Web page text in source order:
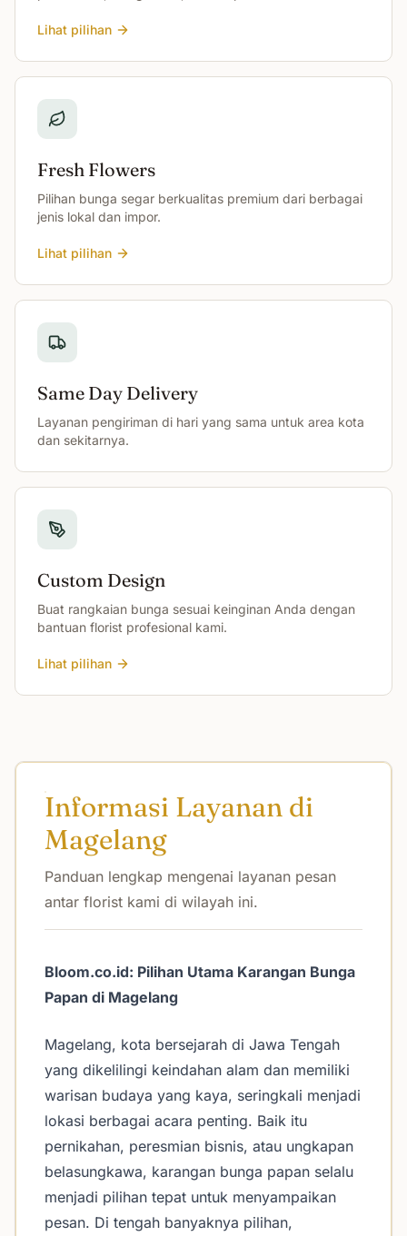
Lihat pilihan
Fresh Flowers
Pilihan bunga segar berkualitas premium dari berbagai
jenis lokal dan impor.
Lihat pilihan
Same Day Delivery
Layanan pengiriman di hari yang sama untuk area kota
dan sekitarnya.
Custom Design
Buat rangkaian bunga sesuai keinginan Anda dengan
bantuan florist profesional kami.
Lihat pilihan
Informasi Layanan di
Magelang
Panduan lengkap mengenai layanan pesan
antar florist kami di wilayah ini.
Bloom.co.id: Pilihan Utama Karangan Bunga
Papan di Magelang
Magelang, kota bersejarah di Jawa Tengah
yang dikelilingi keindahan alam dan memiliki
warisan budaya yang kaya, seringkali menjadi
lokasi berbagai acara penting. Baik itu
pernikahan, peresmian bisnis, atau ungkapan
belasungkawa, karangan bunga papan selalu
menjadi pilihan tepat untuk menyampaikan
pesan. Di tengah banyaknya pilihan,